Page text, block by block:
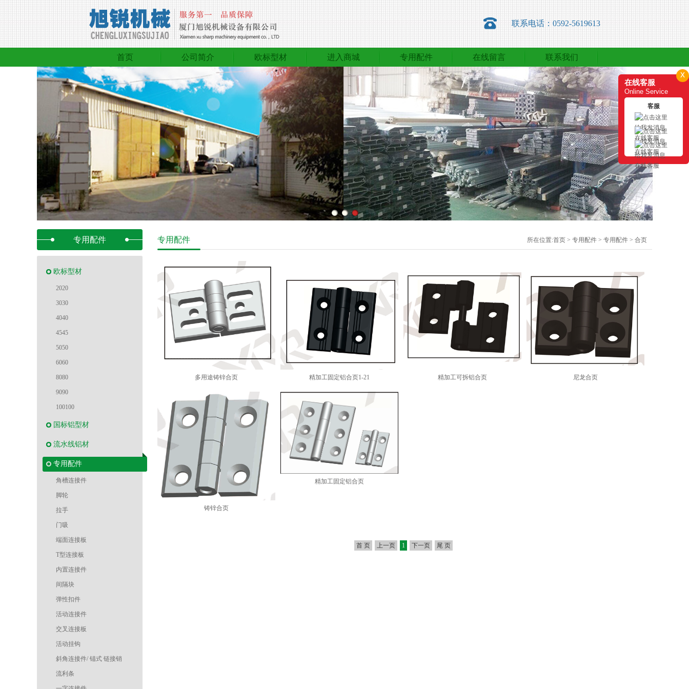
联系电话：0592-5619613
首页
首页
公司简介
公司简介
欧标型材
欧标型材
进入商城 专用配件 在线留言 联系我们
专用配件
欧标型材
2020
3030
4040
4545
5050
6060
8080
9090
100100
国标铝型材
流水线铝材
专用配件
角槽连接件
脚轮
拉手
门吸
端面连接板
T型连接板
内置连接件
间隔块
弹性扣件
活动连接件
交叉连接板
活动挂钩
斜角连接件/ 锚式 链接销
流利条
所在位置:首页 > 专用配件 > 专用配件 > 合页
专用配件
多用途铸锌合页 精加工固定铝合页1-21 精加工可拆铝合页 尼龙合页
铸锌合页
精加工固定铝合页
首 页 上一页 1 下一页 尾 页
在线客服
Online Service
x
客服
在线客服
在线客服
在线客服